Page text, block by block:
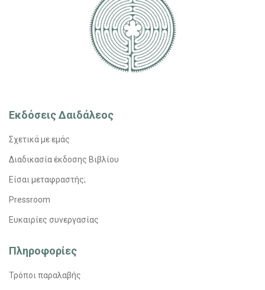
Εκδόσεις Δαιδάλεος
Σχετικά με εμάς
Διαδικασία έκδοσης Βιβλίου
Είσαι μεταφραστής;
Pressroom
Ευκαιρίες συνεργασίας
Πληροφορίες
Τρόποι παραλαβής